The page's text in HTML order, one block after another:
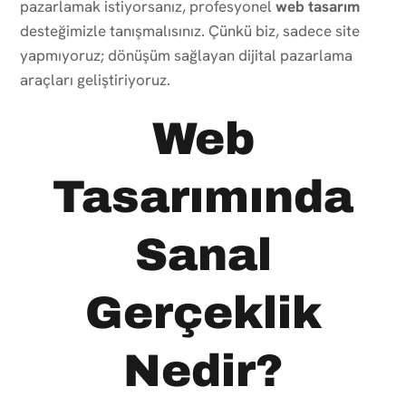
pazarlamak istiyorsanız, profesyonel web tasarım
desteğimizle tanışmalısınız. Çünkü biz, sadece site
yapmıyoruz; dönüşüm sağlayan dijital pazarlama
araçları geliştiriyoruz.
Web
Tasarımında
Sanal
Gerçeklik
Nedir?